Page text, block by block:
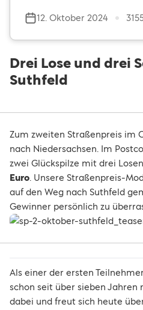
12. Oktober 2024
Drei Lose und drei
Suthfeld
Zum zweiten Straßenpreis im
nach Niedersachsen. Im
zwei Glückspilze mit drei
Euro. Unsere Straßenpreis-
auf den Weg nach Suthfeld
Gewinner persönlich zu
Als einer der ersten
schon seit über sieben Jahren
dabei und freut sich heute